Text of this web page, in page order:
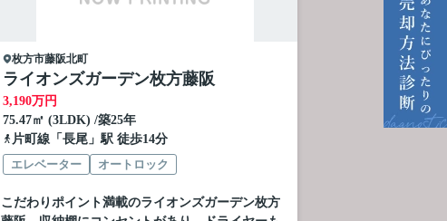
枚方市藤阪北町
ライオンズガーデン枚方藤阪
3,190万円
75.47㎡ (3LDK) /築25年
片町線「 長尾」駅 徒歩14分
エレベーター
オートロック
こだわりポイント満載のライオンズガーデン枚方